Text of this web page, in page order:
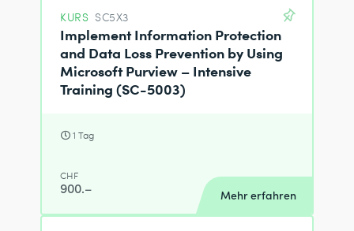
KURS SC5X3
Implement Information Protection
and Data Loss Prevention by Using
Microsoft Purview – Intensive
Training (SC-5003)
1 Tag
CHF
900.– Mehr erfahren